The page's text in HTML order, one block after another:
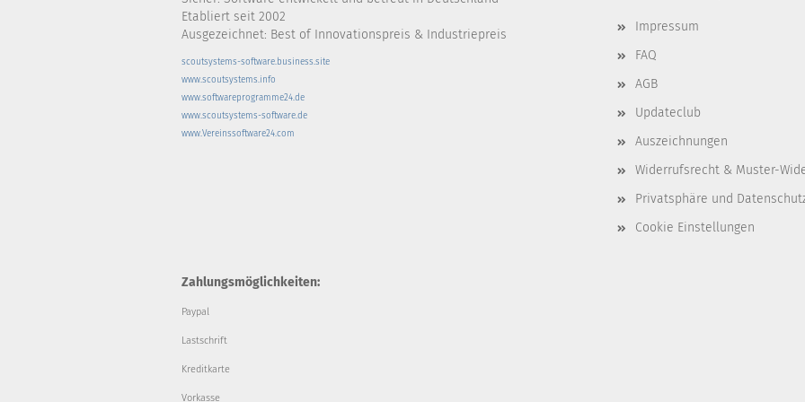
Etabliert seit 2002
Ausgezeichnet: Best of Innovationspreis & Industriepreis
scoutsystems-software.business.site
www.scoutsystems.info
www.softwareprogramme24.de
www.scoutsystems-software.de
www.Vereinssoftware24.com
Impressum
FAQ
AGB
Updateclub
Auszeichnungen
Widerrufsrecht & Muster-
Privatsphäre und
Cookie Einstellungen
Zahlungsmöglichkeiten:
Paypal
Lastschrift
Kreditkarte
Vorkasse